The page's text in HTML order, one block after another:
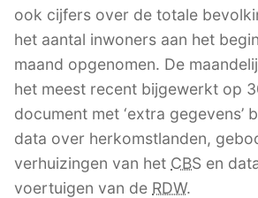
ook cijfers over de totale
het aantal inwoners aan het
maand opgenomen. De
het meest recent bijgewerkt op
document met ‘extra gegevens’
data over herkomstlanden,
verhuizingen van het CBS en
voertuigen van de RDW.